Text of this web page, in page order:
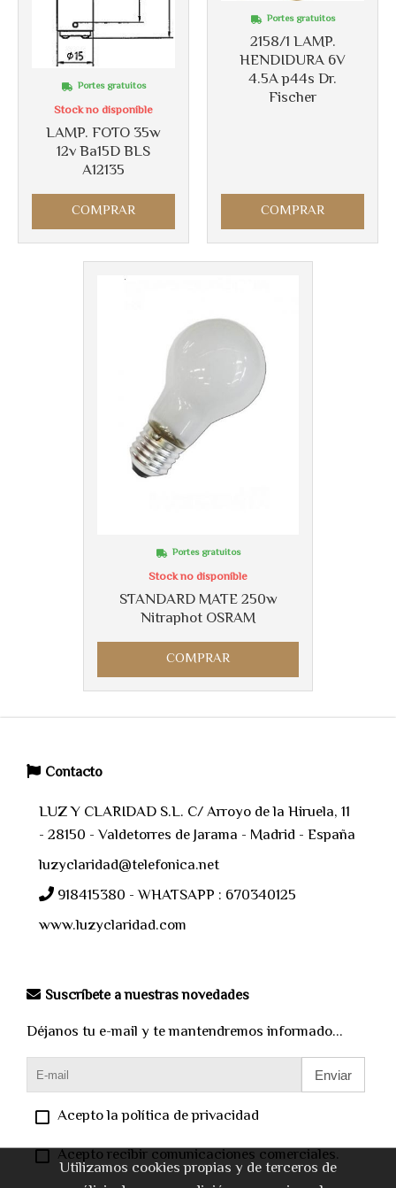
LAMP. FOTO 35w
12v Ba15D BLS
A12135
Portes gratuitos
Stock no disponible
COMPRAR
2158/1 LAMP.
HENDIDURA 6V
4.5A p44s Dr.
Fischer
Portes gratuitos
COMPRAR
STANDARD MATE 250w
Nitraphot OSRAM
Portes gratuitos
Stock no disponible
COMPRAR
Contacto
LUZ Y CLARIDAD S.L. C/ Arroyo de la Hiruela, 11
- 28150 - Valdetorres de Jarama - Madrid - España
luzyclaridad@telefonica.net
918415380 - WHATSAPP : 670340125
www.luzyclaridad.com
Suscríbete a nuestras novedades
Déjanos tu e-mail y te mantendremos informado...
Enviar
Acepto la política de privacidad
Acepto recibir comunicaciones comerciales.
Utilizamos cookies propias y de terceros de